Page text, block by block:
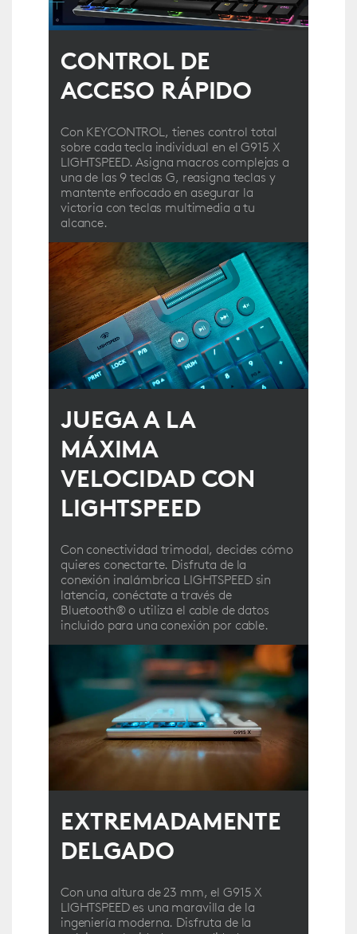
CONTROL DE
ACCESO RÁPIDO
Con KEYCONTROL, tienes control total
sobre cada tecla individual en el G915 X
LIGHTSPEED. Asigna macros complejas a
una de las 9 teclas G, reasigna teclas y
mantente enfocado en asegurar la
victoria con teclas multimedia a tu
alcance.
JUEGA A LA
MÁXIMA
VELOCIDAD CON
LIGHTSPEED
Con conectividad trimodal, decides cómo
quieres conectarte. Disfruta de la
conexión inalámbrica LIGHTSPEED sin
latencia, conéctate a través de
Bluetooth® o utiliza el cable de datos
incluido para una conexión por cable.
EXTREMADAMENTE
DELGADO
Con una altura de 23 mm, el G915 X
LIGHTSPEED es una maravilla de la
ingeniería moderna. Disfruta de la